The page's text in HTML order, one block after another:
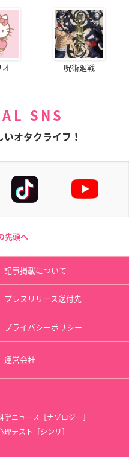
オ 呪術廻戦
SNS
オタクライフ！
先頭へ
記事掲載について
プレスリリース送付先
プライバシーポリシー
運営会社
学ニュース［ナゾロジー］
理テスト［シンリ］